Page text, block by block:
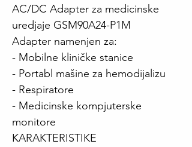
AC/DC Adapter za medicinske
uredjaje GSM90A24-P1M
Adapter namenjen za:
- Mobilne kliničke stanice
- Portabl mašine za hemodijalizu
- Respiratore
- Medicinske kompjuterske
monitore
KARAKTERISTIKE